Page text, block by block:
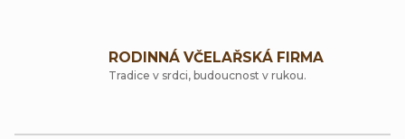
RODINNÁ VČELAŘSKÁ FIRMA
Tradice v srdci, budoucnost v rukou.